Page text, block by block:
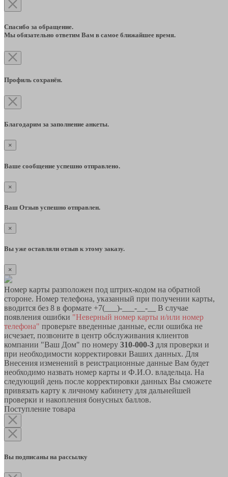
Спасибо за обращение.
Мы обязательно ответим Вам в самое ближайшее время.
Профиль сохранён.
Благодарим за заполнение анкеты.
×
Ваше сообщение успешно отправлено.
×
Ваш Отзыв успешно отправлен.
×
Вы уже оставляли отзыв к этому заказу.
×
Номер карты разположен под штрих-кодом на обратной
стороне. Номер телефона, указанный при получении карты,
вводится без 8 в формате +7(___)-___-__-__ В случае
появления ошибки "Неверный номер карты и/или номер
телефона" проверьте введенные данные, если ошибка не
исчезает, позвоните в центр обслуживания клиентов
компании "Ваш Дом" по номеру 310-000-3 для проверки и
при необходимости корректировки Ваших данных. Для
Внесения изменений в реистрационные данные Вам будет
необходимо назвать номер карты и Ф.И.О. владельца. На
следующий день после корректировки данных Вы сможете
привязать карту к личному кабинету для дальнейшей
проверки и накопления бонусных баллов.
Поступление товара
Вы подписаны на рассылку